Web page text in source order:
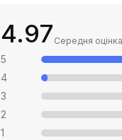
4.97 Середня
5
4
3
2
1